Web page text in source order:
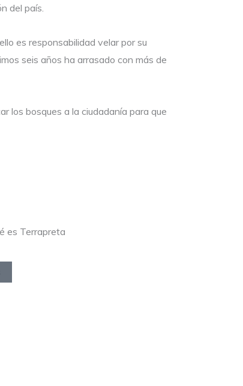
del país.
es responsabilidad velar por su
seis años ha arrasado con más de
los bosques a la ciudadanía para que
es Terrapreta